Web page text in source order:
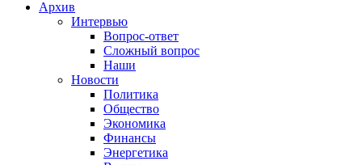
Архив
Интервью
Вопрос-ответ
Сложный вопрос
Наши
Новости
Политика
Общество
Экономика
Финансы
Энергетика